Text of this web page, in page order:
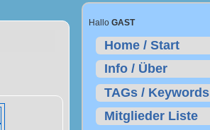
Hallo GAST
Home / Start
Info / Über
TAGs / Keywords
Mitglieder Liste